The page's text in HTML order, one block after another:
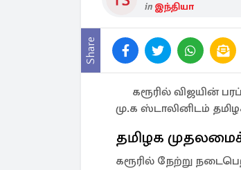
in இந்தியா
Share
கரூரில் விஜயின்
மு.க ஸ்டாலினிடம்
தமிழக
கரூரில் நேற்று